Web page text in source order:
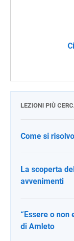
LEZIONI PIÙ
Come si
La scoperta
avvenimenti
“Essere o non
di Amleto